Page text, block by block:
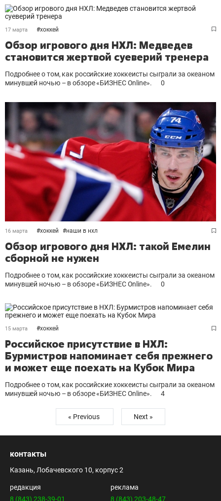
17 марта #хоккей
Обзор игрового дня НХЛ: Медведев
становится жертвой суеверий тренера
Подробнее о том, как российские хоккеисты сыграли за океаном
минувшей ночью – в обзоре «БИЗНЕС Online».
0
16 марта #хоккей #наши в нхл
Обзор игрового дня НХЛ: такой Емелин
сборной не нужен
Подробнее о том, как российские хоккеисты сыграли за океаном
минувшей ночью – в обзоре «БИЗНЕС Online».
0
15 марта #хоккей
Российское присутствие в НХЛ:
Бурмистров напоминает себя прежнего
и может еще поехать на Кубок Мира
Подробнее о том, как российские хоккеисты сыграли за океаном
минувшей ночью – в обзоре «БИЗНЕС Online».
4
« Previous Next »
контакты
Казань, Лобачевского 10, корпус 2
редакция
8 (843) 238-39-01
реклама
8 (843) 203-48-47